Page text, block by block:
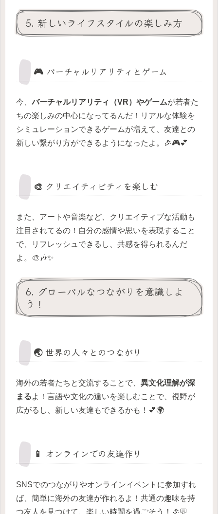
5. 新しいライフスタイルの楽しみ方
🎮 バーチャルリアリティとゲーム
今、バーチャルリアリティ（VR）やゲームが若者た
ちの楽しみの中心になってるんだ！リアルな体験を
シミュレーションできるゲームが増えて、友達との
新しい繋がり方ができるようになったよ。🎉🎮💕
🎨 クリエイティビティを楽しむ
また、アートや音楽など、クリエイティブな活動も
注目されてるの！自分の感情や思いを表現すること
で、リフレッシュできるし、共感を得られるんだ
よ。🎨🎶✨
6. グローバルなつながりを意識しよ
う！
🌏 世界の人々とのつながり
海外の若者たちと交流することで、 異文化理解が深
まるよ！言語や文化の違いを楽しむことで、視野が
広がるし、新しい友達もできるかも！💕🌍
📱 オンラインでの友達作り
SNSでのつながりやオンラインイベントに参加すれ
ば、簡単に海外の友達が作れるよ！共通の趣味を持
つ友人を見つけて、楽しい時間を過ごそう！🎉💬